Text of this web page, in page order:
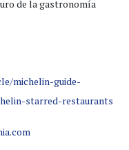
de la gastronomía
michelin-guide-
starred-restaurants